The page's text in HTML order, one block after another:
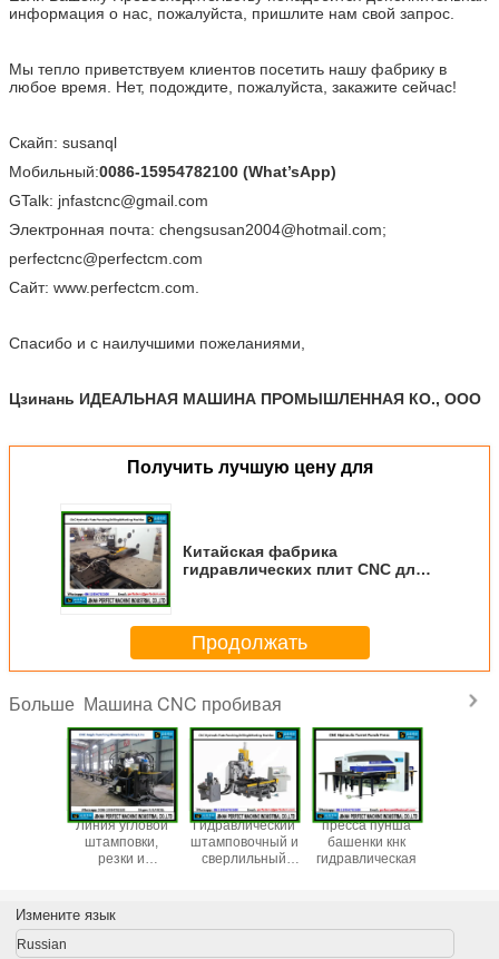
информация о нас, пожалуйста, пришлите нам свой запрос.
Мы тепло приветствуем клиентов посетить нашу фабрику в
любое время. Нет, подождите, пожалуйста, закажите сейчас!
Скайп: susanql
Мобильный:0086-15954782100 (What’sApp)
GTalk: jnfastcnc@gmail.com
Электронная почта: chengsusan2004@hotmail.com;
perfectcnc@perfectcm.com
Сайт: www.perfectcm.com.
Спасибо и с наилучшими пожеланиями,
Цзинань ИДЕАЛЬНАЯ МАШИНА ПРОМЫШЛЕННАЯ КО., ООО
Получить лучшую цену для
Китайская фабрика
гидравлических плит CNC для
Продолжать
Больше Машина CNC пробивая
мм)
Линия угловой
штамповки,
резки и
BL1010/BL1412/BL1412A/BL2020)
Гидравлический
штамповочный и
сверлильный
машин для
пресса пунша
башенки кнк
гидравлическая
BL1010/
Измените язык
Russian